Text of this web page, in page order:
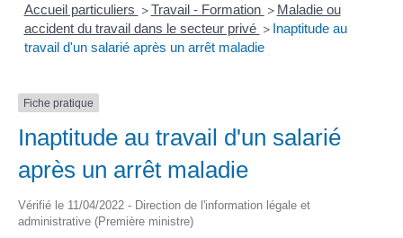
Accueil particuliers > Travail - Formation > Maladie ou
accident du travail dans le secteur privé > Inaptitude au
travail d'un salarié après un arrêt maladie
Fiche pratique
Inaptitude au travail d'un salarié
après un arrêt maladie
Vérifié le 11/04/2022 - Direction de l'information légale et
administrative (Première ministre)